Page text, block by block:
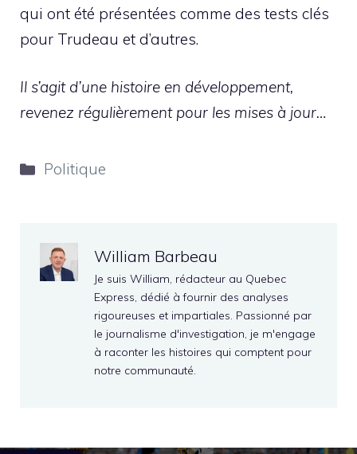
qui ont été présentées comme des tests clés
pour Trudeau et d’autres.
Il s’agit d’une histoire en développement,
revenez régulièrement pour les mises à jour…
Catégories
Politique
William Barbeau
Je suis William, rédacteur au Quebec
Express, dédié à fournir des analyses
rigoureuses et impartiales. Passionné par
le journalisme d'investigation, je m'engage
à raconter les histoires qui comptent pour
notre communauté.